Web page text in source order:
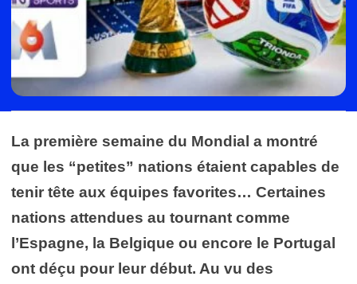
La première semaine du Mondial a montré
que les “petites” nations étaient capables de
tenir tête aux équipes favorites… Certaines
nations attendues au tournant comme
l’Espagne, la Belgique ou encore le Portugal
ont déçu pour leur début. Au vu des